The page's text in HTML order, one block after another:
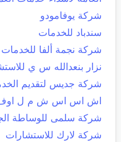
شركة يوفامودو
سندباد للخدمات
شركة نجمة ألفا للخدمات
نزار بنعدالله س ي
شركة جديس لتقديم
اش اس اس ش م ل
شركة سلمى للوساطة
شركة لارك للاستشارات